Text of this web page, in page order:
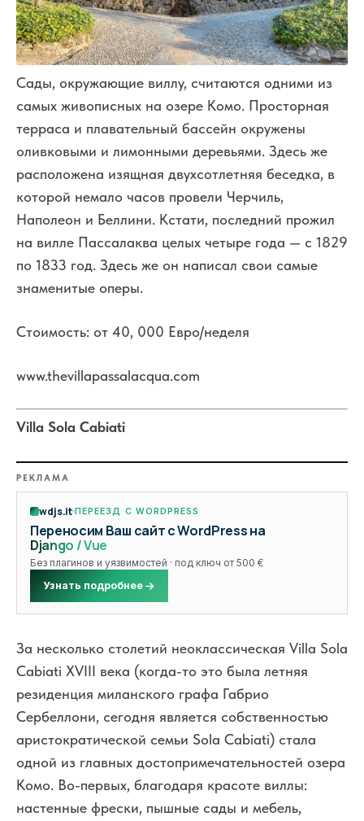
Сады, окружающие виллу, считаются одними из
самых живописных на озере Комо. Просторная
терраса и плавательный бассейн окружены
оливковыми и лимонными деревьями. Здесь же
расположена изящная двухсотлетняя беседка, в
которой немало часов провели Черчиль,
Наполеон и Беллини. Кстати, последний прожил
на вилле Пассалаква целых четыре года — с 1829
по 1833 год. Здесь же он написал свои самые
знаменитые оперы.
Cтоимость: от 40, 000 Евро/неделя
www.thevillapassalacqua.com
Villa Sola Cabiati
РЕКЛАМА
wdjs.it ПЕРЕЕЗД С WORDPRESS
Переносим Ваш сайт с WordPress на
Django / Vue
Без плагинов и уязвимостей · под ключ от 500 €
Узнать подробнее
За несколько столетий неоклассическая Villa Sola
Cabiati XVIII века (когда-то это была летняя
резиденция миланского графа Габрио
Сербеллони, сегодня является собственностью
аристократической семьи Sola Cabiati) стала
одной из главных достопримечательностей озера
Комо. Во-первых, благодаря красоте виллы:
настенные фрески, пышные сады и мебель,